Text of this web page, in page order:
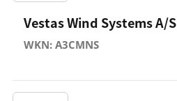
Vestas Wind Systems A/S
WKN: A3CMNS